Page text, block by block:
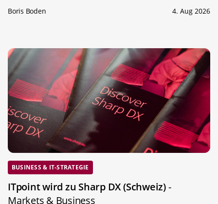
Boris Boden 4. Aug 2026
BUSINESS & IT-STRATEGIE
ITpoint wird zu Sharp DX (Schweiz)-
Markets & Business